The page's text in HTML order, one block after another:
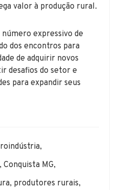
valor à produção rural.
expressivo de
dos encontros para
de adquirir novos
desafios do setor e
para expandir seus
,
,Conquista MG,
, produtores rurais,